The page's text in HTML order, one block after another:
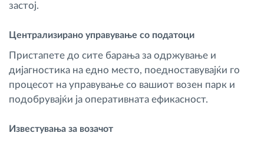
застој.
Централизирано управување со податоци
Пристапете до сите барања за одржување и
дијагностика на едно место, поедноставувајќи го
процесот на управување со вашиот возен парк и
подобрувајќи ја оперативната ефикасност.
Известувања за возачот